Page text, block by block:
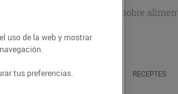
información de actualidad sobre
otros temas.
GASTRONOMIA I TRADICIONS RECEPTES
uso de la web y mostrar
tus preferencias.